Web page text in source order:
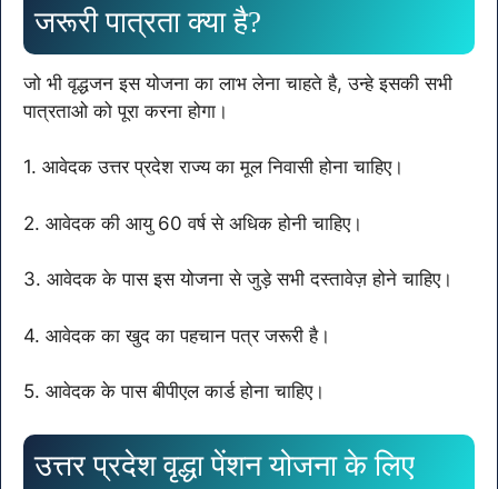
जरूरी पात्रता क्या है?
जो भी वृद्धजन इस योजना का लाभ लेना चाहते है, उन्हे इसकी सभी
पात्रताओ को पूरा करना होगा।
1. आवेदक उत्तर प्रदेश राज्य का मूल निवासी होना चाहिए।
2. आवेदक की आयु 60 वर्ष से अधिक होनी चाहिए।
3. आवेदक के पास इस योजना से जुड़े सभी दस्तावेज़ होने चाहिए।
4. आवेदक का खुद का पहचान पत्र जरूरी है।
5. आवेदक के पास बीपीएल कार्ड होना चाहिए।
उत्तर प्रदेश वृद्धा पेंशन योजना के लिए